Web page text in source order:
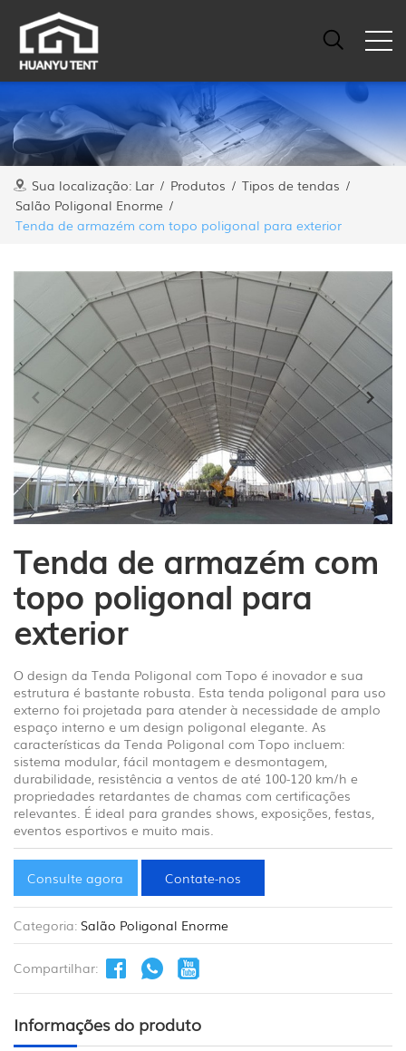
Sua localização: Lar / Produtos / Tipos de tendas /
Salão Poligonal Enorme /
Tenda de armazém com topo poligonal para exterior
Tenda de armazém com
topo poligonal para
exterior
O design da Tenda Poligonal com Topo é inovador e sua
estrutura é bastante robusta. Esta tenda poligonal para uso
externo foi projetada para atender à necessidade de amplo
espaço interno e um design poligonal elegante. As
características da Tenda Poligonal com Topo incluem:
sistema modular, fácil montagem e desmontagem,
durabilidade, resistência a ventos de até 100-120 km/h e
propriedades retardantes de chamas com certificações
relevantes. É ideal para grandes shows, exposições, festas,
eventos esportivos e muito mais.
Consulte agora Contate-nos
Categoria: Salão Poligonal Enorme
Compartilhar:
1/5
Informações do produto